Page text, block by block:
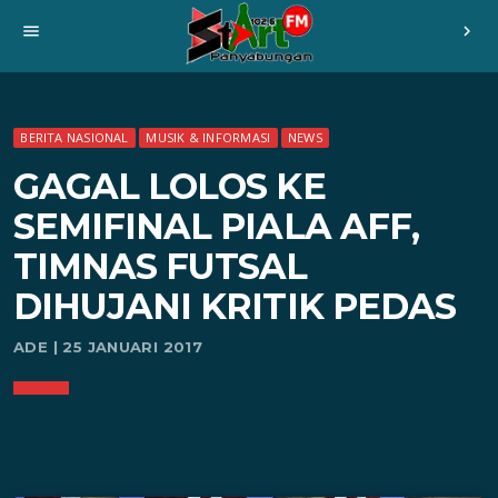
menu chevron_right
BERITA NASIONAL MUSIK & INFORMASI NEWS
GAGAL LOLOS KE
SEMIFINAL PIALA AFF,
TIMNAS FUTSAL
DIHUJANI KRITIK PEDAS
ADE | 25 JANUARI 2017